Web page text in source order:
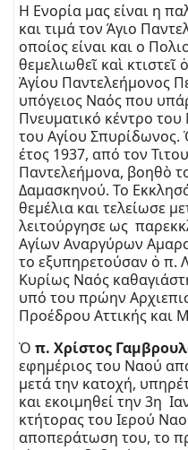
Η Ενορία μας είναι η
και τιμά τον Άγιο
οποίος είναι και ο
θεμελιωθεῖ καὶ
Ἁγίου Παντελεήμονος
υπόγειος Ναός που
Πνευματικό κέντρο του
του Αγίου
έτος 1937, από τον
Παντελεήμονα, βοηθὸ
Δαμασκηνού. Το
θεμέλια και τελείωσε
λειτούργησε ως
Αγίων Αναργύρων
το εξυπηρετούσαν ὁ π.
Κυρίως Ναός
υπό του πρώην
Προέδρου Αττικής και
Ὁ π. Χρίστος
εφημέριος του Ναού
μετά την κατοχή,
και εκοιμηθεί την 3η
κτήτορας του Ιερού
αποπεράτωση του, το